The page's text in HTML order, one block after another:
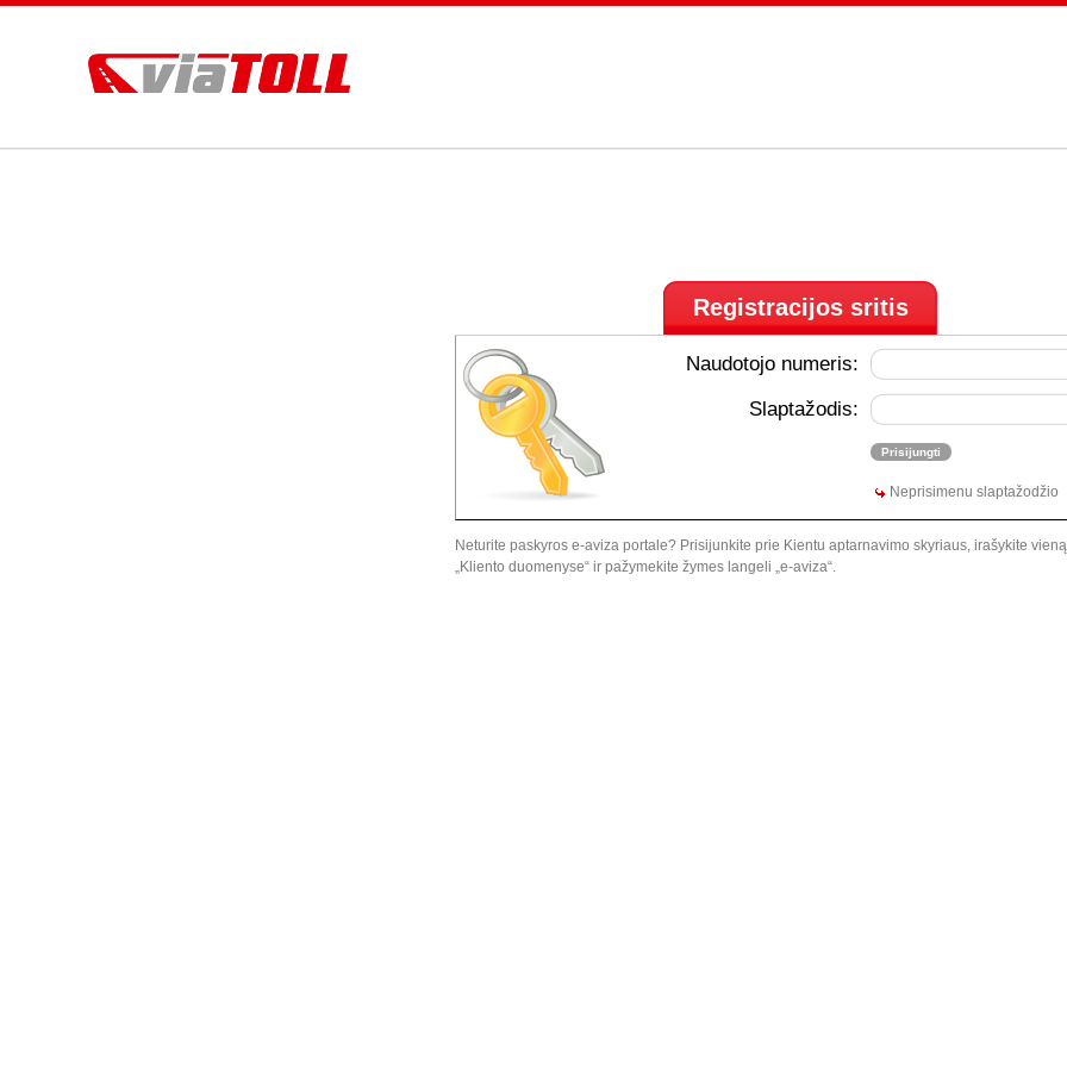
Registracijos sritis
Naudotojo numeris:
Slaptažodis:
Neprisimenu slaptažodžio
Neturite paskyros e-aviza portale? Prisijunkite prie Kientu aptarnavimo skyriaus, irašykite
„Kliento duomenyse“ ir pažymekite žymes langeli „e-aviza“.